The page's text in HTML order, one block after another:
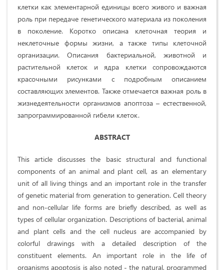
клетки как элементарной единицы всего живого и важная
роль при передаче генетического материала из поколения
в поколение. Коротко описана клеточная теория и
неклеточные формы жизни, а также типы клеточной
организации. Описания бактериальной, животной и
растительной клеток и ядра клетки сопровождаются
красочными рисунками с подробным описанием
составляющих элементов. Также отмечается важная роль в
жизнедеятельности организмов апоптоза – естественной,
запрограммированной гибели клеток.
ABSTRACT
This article discusses the basic structural and functional
components of an animal and plant cell, as an elementary
unit of all living things and an important role in the transfer
of genetic material from generation to generation. Cell theory
and non-cellular life forms are briefly described, as well as
types of cellular organization. Descriptions of bacterial, animal
and plant cells and the cell nucleus are accompanied by
colorful drawings with a detailed description of the
constituent elements. An important role in the life of
organisms apoptosis is also noted - the natural, programmed